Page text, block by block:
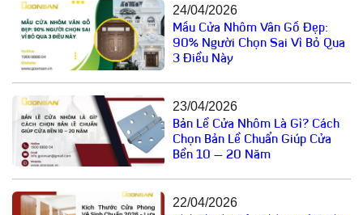
24/04/2026
Mẫu Cửa Nhôm Vân Gỗ Đẹp:
90% Người Chọn Sai Vì Bỏ Qua
3 Điều Này
23/04/2026
Bản Lề Cửa Nhôm Là Gì? Cách
Chọn Bản Lề Chuẩn Giúp Cửa
Bền 10 – 20 Năm
22/04/2026